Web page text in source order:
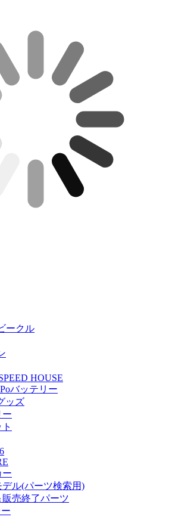
ークル
HOUSE
バッテリー
ッズ
ー
ー
ル(パーツ検索用)
売終了パーツ